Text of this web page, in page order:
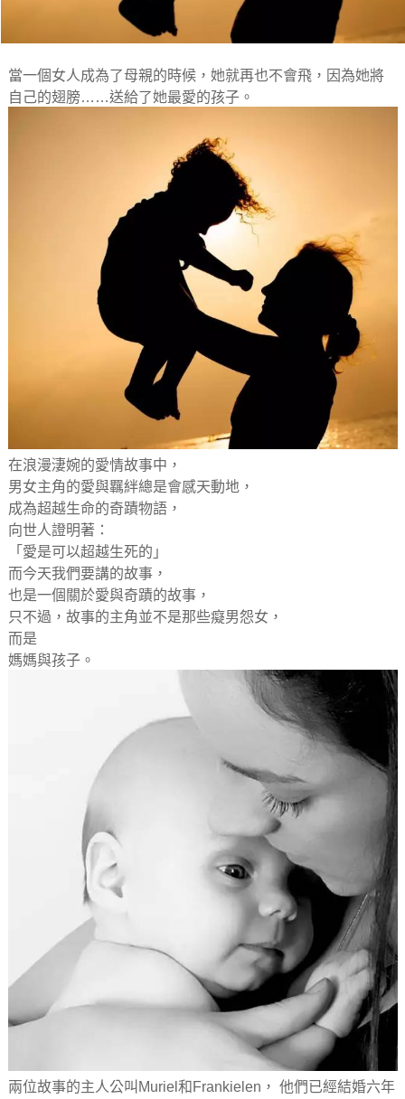
當一個女人成為了母親的時候，她就再也不會飛，因為她將
自己的翅膀……送給了她最愛的孩子。
在浪漫淒婉的愛情故事中，
男女主角的愛與羈絆總是會感天動地，
成為超越生命的奇蹟物語，
向世人證明著：
「愛是可以超越生死的」
而今天我們要講的故事，
也是一個關於愛與奇蹟的故事，
只不過，故事的主角並不是那些癡男怨女，
而是
媽媽與孩子。
兩位故事的主人公叫Muriel和Frankielen， 他們已經結婚六年